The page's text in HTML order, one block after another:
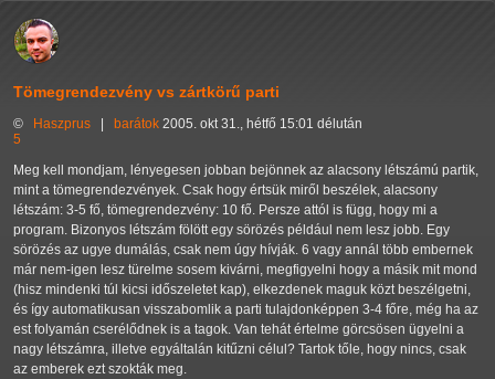
Tömegrendezvény vs zártkörű parti
© Haszprus barátok 2005. okt 31., hétfő 15:01 délután
5
Meg kell mondjam, lényegesen jobban bejönnek az alacsony létszámú partik,
mint a tömegrendezvények. Csak hogy értsük miről beszélek, alacsony
létszám: 3-5 fő, tömegrendezvény: 10 fő. Persze attól is függ, hogy mi a
program. Bizonyos létszám fölött egy sörözés például nem lesz jobb. Egy
sörözés az ugye dumálás, csak nem úgy hívják. 6 vagy annál több embernek
már nem-igen lesz türelme sosem kivárni, megfigyelni hogy a másik mit mond
(hisz mindenki túl kicsi időszeletet kap), elkezdenek maguk közt beszélgetni,
és így automatikusan visszabomlik a parti tulajdonképpen 3-4 főre, még ha az
est folyamán cserélődnek is a tagok. Van tehát értelme görcsösen ügyelni a
nagy létszámra, illetve egyáltalán kitűzni célul? Tartok tőle, hogy nincs, csak
az emberek ezt szokták meg.